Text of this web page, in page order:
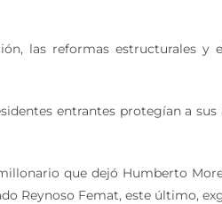
las reformas estructurales y
entrantes protegían a
que dejó Humberto
Reynoso Femat, este último,